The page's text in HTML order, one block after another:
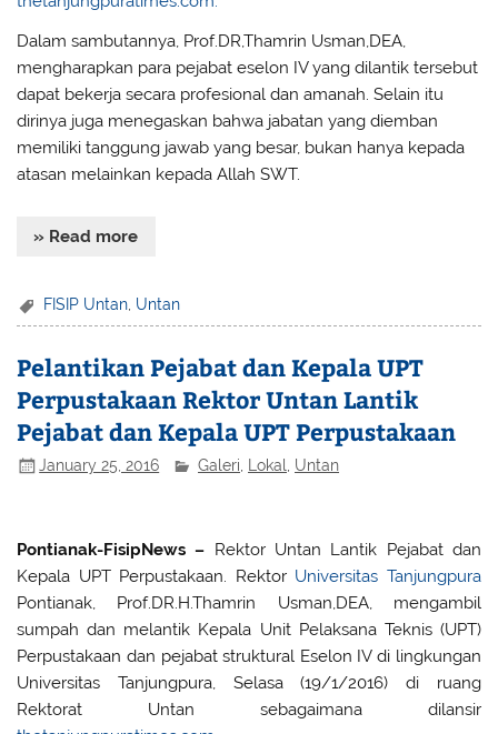
Dalam sambutannya, Prof.DR,Thamrin Usman,DEA,
mengharapkan para pejabat eselon IV yang dilantik tersebut
dapat bekerja secara profesional dan amanah. Selain itu
dirinya juga menegaskan bahwa jabatan yang diemban
memiliki tanggung jawab yang besar, bukan hanya kepada
atasan melainkan kepada Allah SWT.
» Read more
FISIP Untan Untan
Pelantikan Pejabat dan Kepala UPT
Perpustakaan Rektor Untan Lantik
Pejabat dan Kepala UPT Perpustakaan
January 25, 2016 Galeri Lokal Untan
Pontianak-FisipNews – Rektor Untan Lantik Pejabat dan
Kepala UPT Perpustakaan. RektorUniversitas Tanjungpura
Pontianak, Prof.DR.H.Thamrin Usman,DEA, mengambil
sumpah dan melantik Kepala Unit Pelaksana Teknis (UPT)
Perpustakaan dan pejabat struktural Eselon IV di lingkungan
Universitas Tanjungpura, Selasa (19/1/2016) di ruang
Rektorat Untan sebagaimana dilansir